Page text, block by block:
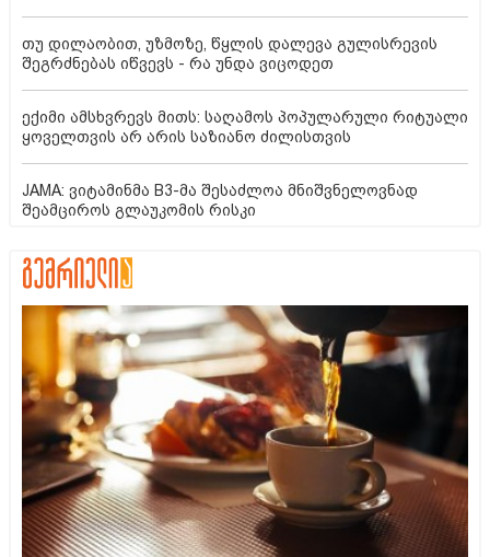
თუ დილაობით, უზმოზე, წყლის დალევა გულისრევის
შეგრძნებას იწვევს - რა უნდა ვიცოდეთ
ექიმი ამსხვრევს მითს: საღამოს პოპულარული რიტუალი
ყოველთვის არ არის საზიანო ძილისთვის
JAMA: ვიტამინმა B3-მა შესაძლოა მნიშვნელოვნად
შეამციროს გლაუკომის რისკი